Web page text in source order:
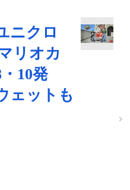
ニクロ
リオカ
10発
ェットも